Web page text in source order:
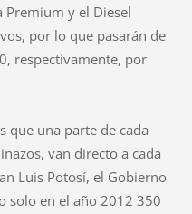
y el Diesel
por lo que pasarán de
respectivamente, por
que una parte de cada
van directo a cada
Luis Potosí, el Gobierno
solo en el año 2012 350